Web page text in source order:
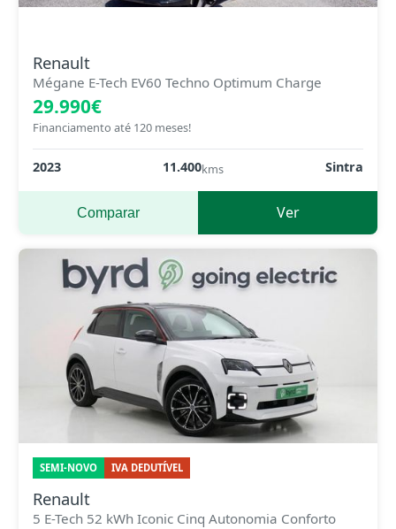
Renault
Mégane E-Tech EV60 Techno Optimum Charge
29.990€
Financiamento até 120 meses!
2023 11.400kms Sintra
Comparar Ver
SEMI-NOVO IVA DEDUTÍVEL
Renault
5 E-Tech 52 kWh Iconic Cinq Autonomia Conforto